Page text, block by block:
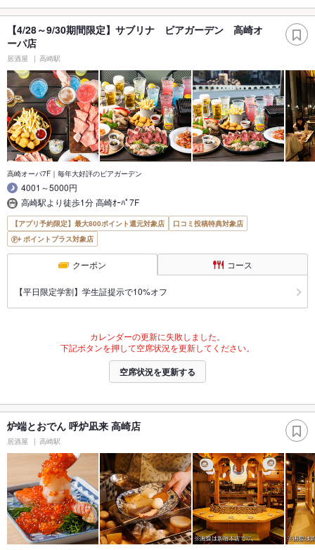
【4/28～9/30期間限定】サブリナ ビアガーデン 高崎オ
ーパ店
居酒屋 高崎駅
高崎オーパ7F｜毎年大好評のビアガーデン
4001～5000円
高崎駅より徒歩1分 高崎ｵｰﾊﾟ7F
【アプリ予約限定】最大800ポイント還元対象店
口コミ投稿特典対象店
ポイントプラス対象店
クーポン コース
【平日限定学割】学生証提示で10%オフ
カレンダーの更新に失敗しました。
下記ボタンを押して空席状況を更新してください。
空席状況を更新する
炉端とおでん 呼炉凪来 高崎店
居酒屋 高崎駅